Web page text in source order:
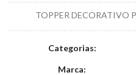
TOPPER DECORATIVO
Categorias:
Marca: